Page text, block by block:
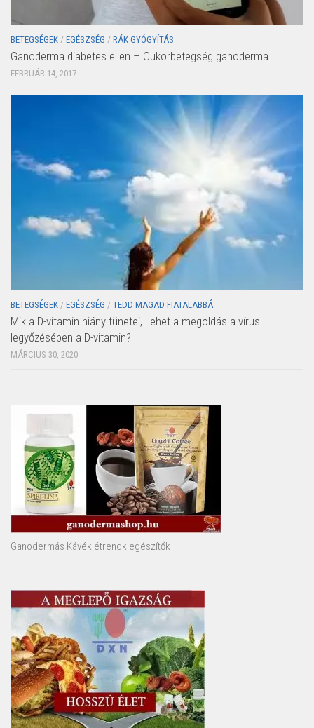
BETEGSÉGEK / EGÉSZSÉG / RÁK GYÓGYÍTÁS
Ganoderma diabetes ellen – Cukorbetegség ganoderma
FEBRUÁR 14, 2017
BETEGSÉGEK / EGÉSZSÉG / TEDD MAGAD FIATALABBÁ
Mik a D-vitamin hiány tünetei, Lehet a megoldás a vírus
legyőzésében a D-vitamin?
MÁRCIUS 30, 2020
Ganodermás Kávék étrendkiegészítők